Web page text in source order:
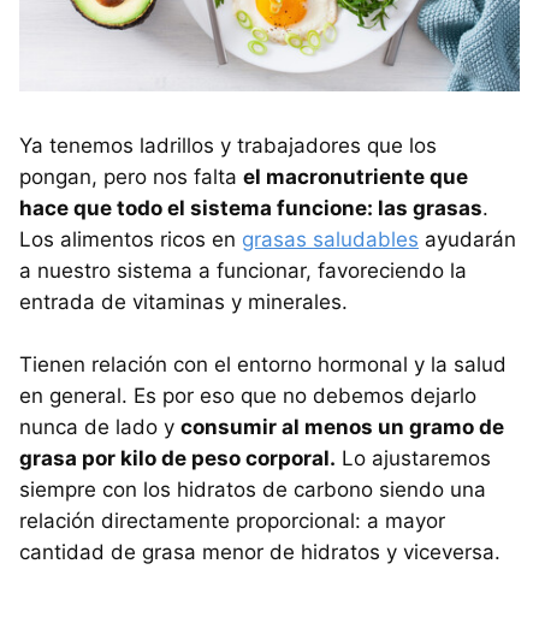
Ya tenemos ladrillos y trabajadores que los
pongan, pero nos falta el macronutriente que
hace que todo el sistema funcione: las grasas.
Los alimentos ricos en grasas saludables ayudarán
a nuestro sistema a funcionar, favoreciendo la
entrada de vitaminas y minerales.
Tienen relación con el entorno hormonal y la salud
en general. Es por eso que no debemos dejarlo
nunca de lado y consumir al menos un gramo de
grasa por kilo de peso corporal. Lo ajustaremos
siempre con los hidratos de carbono siendo una
relación directamente proporcional: a mayor
cantidad de grasa menor de hidratos y viceversa.